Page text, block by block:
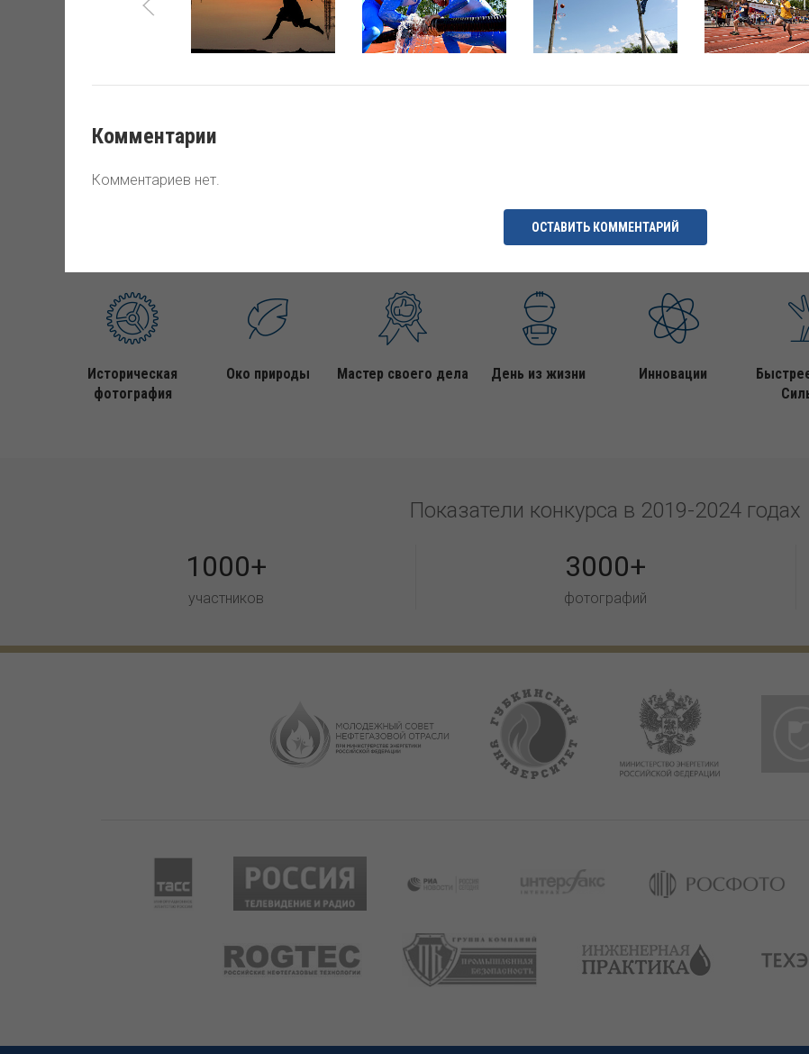
оздоровительную и спортивно-массовую жизнь коллективов организаций
энергетического комплекса. Фотографии могут быть сделаны в рамках
социальных или культурных мероприятий. На фотографиях должна отражаться
Фотографии в других
Историческая
фотография
Око природы Мастер своего дела День из жизни Инновации
Показатели конкурса в 2019-2024 годах
1000+
участников
3000+
фотографий
Комментарии
Комментариев нет.
ОСТАВИТЬ КОММЕНТАРИЙ